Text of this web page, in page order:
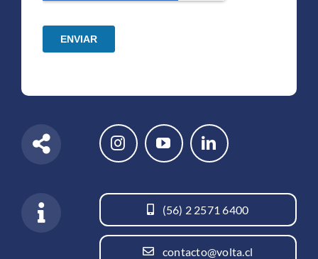
(56) 2 2571 6400
contacto@volta.cl